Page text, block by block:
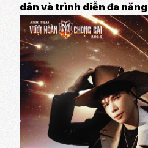
dân và trình diễn đa năng